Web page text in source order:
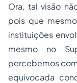
Ora, tal visão
pois que
instituições
mesmo no
percebemos
equivocada